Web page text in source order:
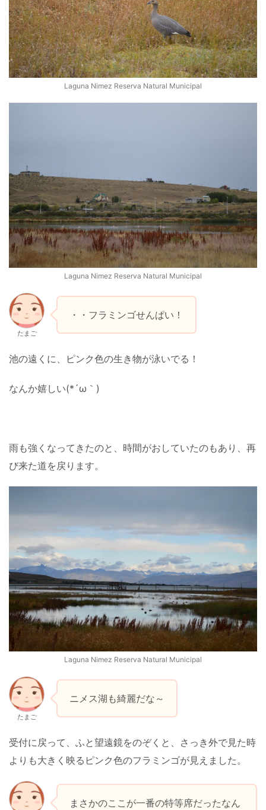
Laguna Nimez Reserva Natural Municipal
Laguna Nimez Reserva Natural Municipal
たまご
・・フラミンゴせんぱい！
池の遠くに、ピンク色の生き物が泳いでる！
なんか嬉しい(*´ω｀)
雨も強くなってきたのと、時間がおしていたのもあり、再
び来た道を戻ります。
Laguna Nimez Reserva Natural Municipal
たまご
ニメス湖も綺麗だな～
受付に戻って、ふと望遠鏡をのぞくと、さっき外で見た時
よりも大きく映るピンク色のフラミンゴが見えました。
まさかのここが一番の特等席だったなん